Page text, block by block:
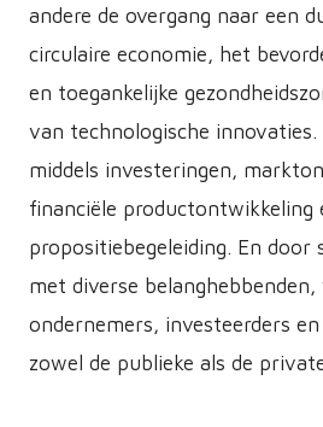
andere de overgang naar een
circulaire economie, het
en toegankelijke
van technologische
middels investeringen,
financiële productontwikkeling
propositiebegeleiding. En door
met diverse
ondernemers, investeerders
zowel de publieke als de